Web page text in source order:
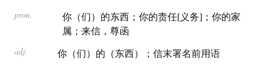
pron.
你（们）的东西；你的责任[义务]；你的家
属；来信，尊函
adj. 你（们）的（东西）；信末署名前用语